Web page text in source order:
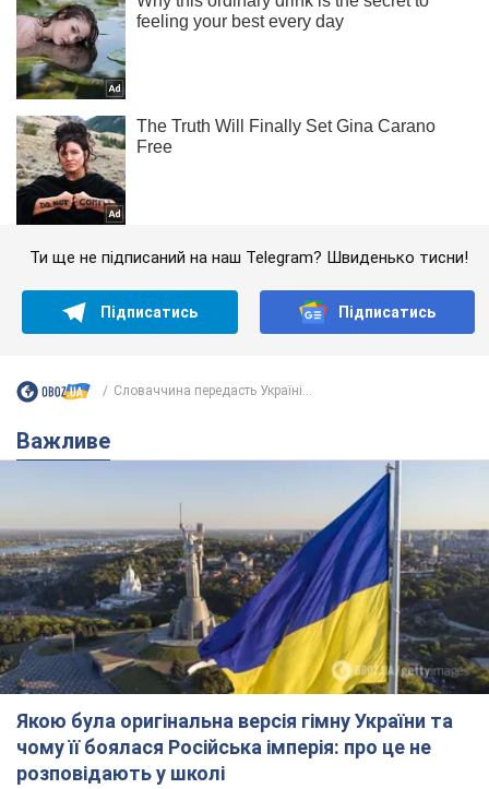
Ти ще не підписаний на наш Telegram? Швиденько тисни!
Підписатись Підписатись
Словаччина передасть Україні...
Важливе
Якою була оригінальна версія гімну України та
чому її боялася Російська імперія: про це не
розповідають у школі